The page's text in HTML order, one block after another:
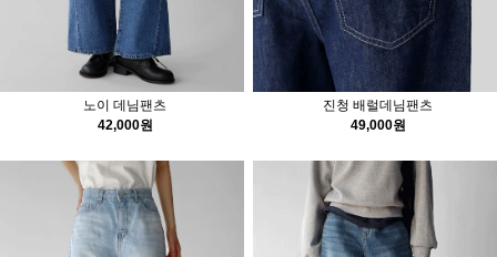
노이 데님팬츠
42,000원
진청 배럴데님팬츠
49,000원